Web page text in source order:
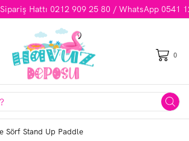
0212 909 25 80 / WhatsApp 0541 123 82 98
0
input
Sörf Stand Up Paddle